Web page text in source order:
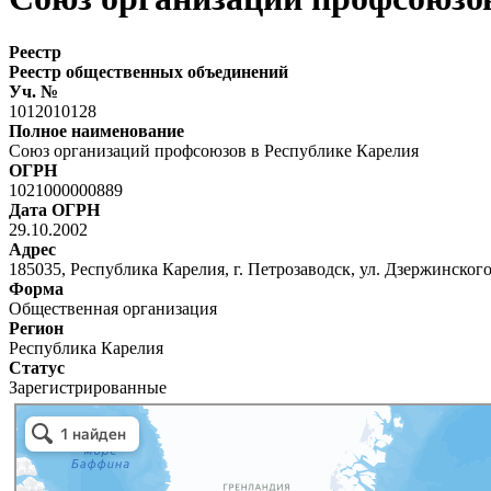
Реестр
Реестр общественных объединений
Уч. №
1012010128
Полное наименование
Союз организаций профсоюзов в Республике Карелия
ОГРН
1021000000889
Дата ОГРН
29.10.2002
Адрес
185035, Республика Карелия, г. Петрозаводск, ул.
Форма
Общественная организация
Регион
Республика Карелия
Статус
Зарегистрированные